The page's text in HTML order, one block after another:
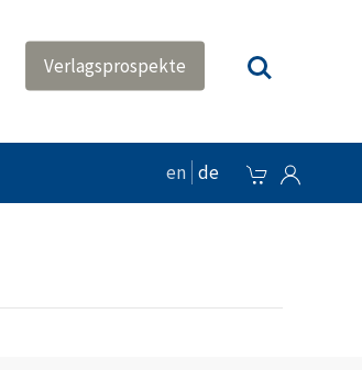
Verlagsprospekte
en de